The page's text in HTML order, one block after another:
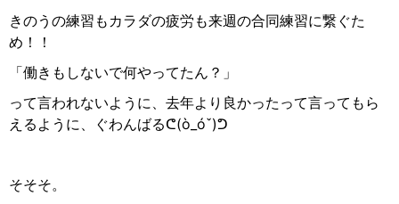
きのうの練習もカラダの疲労も来週の合同練習に繋ぐた
め！！
「働きもしないで何やってたん？」
って言われないように、去年より良かったって言ってもら
えるように、ぐわんばるᕦ(ò_óˇ)ᕤ
そそそ。